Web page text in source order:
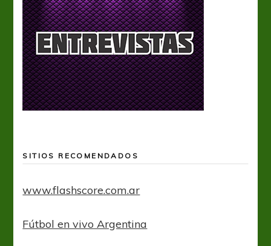
SITIOS RECOMENDADOS
www.flashscore.com.ar
Fútbol en vivo Argentina